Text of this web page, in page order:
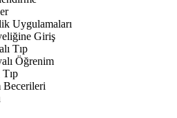
Uygulamaları
Giriş
Tıp
Öğrenim
Tıp
Becerileri